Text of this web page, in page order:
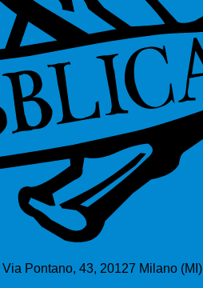
Via Pontano, 43, 20127 Milano (MI)